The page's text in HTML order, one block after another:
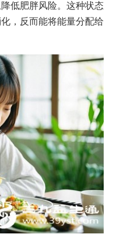
低肥胖风险。这种状态
，反而能将能量分配给